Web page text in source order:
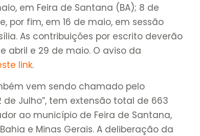
em Feira de Santana (BA); 8 de
por fim, em 16 de maio, em sessão
As contribuições por escrito deverão
abril e 29 de maio. O aviso da
link.
vem sendo chamado pelo
de Julho”, tem extensão total de 663
ao município de Feira de Santana,
e Minas Gerais. A deliberação da